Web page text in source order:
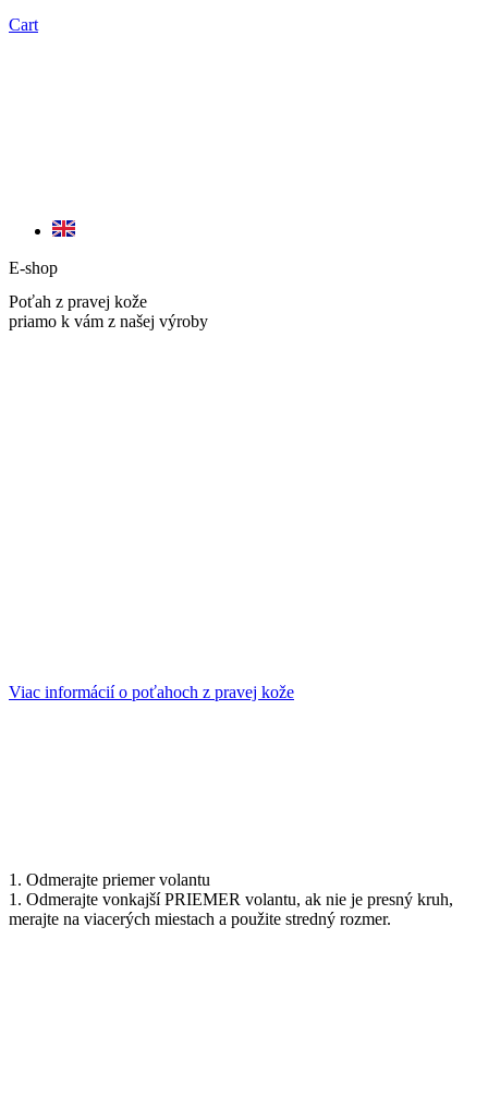
Cart
E-shop
Poťah z pravej kože
priamo k vám z našej výroby
Viac informácií o poťahoch z pravej kože
1. Odmerajte priemer volantu
1. Odmerajte vonkajší PRIEMER volantu, ak nie je presný kruh,
merajte na viacerých miestach a použite stredný rozmer.